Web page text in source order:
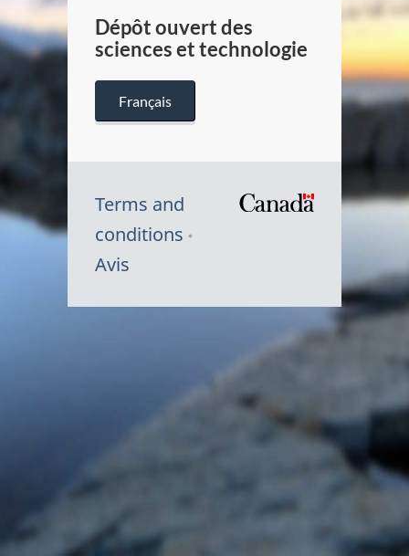
Dépôt ouvert des
sciences et technologie
Français
Terms and
conditions
Avis
du